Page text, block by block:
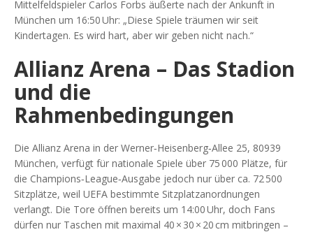
Mittelfeldspieler Carlos Forbs äußerte nach der Ankunft in
München um 16:50 Uhr: „Diese Spiele träumen wir seit
Kindertagen. Es wird hart, aber wir geben nicht nach.“
Allianz Arena – Das Stadion
und die
Rahmenbedingungen
Die Allianz Arena in der Werner‑Heisenberg‑Allee 25, 80939
München, verfügt für nationale Spiele über 75 000 Plätze, für
die Champions‑League‑Ausgabe jedoch nur über ca. 72 500
Sitzplätze, weil UEFA bestimmte Sitzplatzanordnungen
verlangt. Die Tore öffnen bereits um 14:00 Uhr, doch Fans
dürfen nur Taschen mit maximal 40 × 30 × 20 cm mitbringen –